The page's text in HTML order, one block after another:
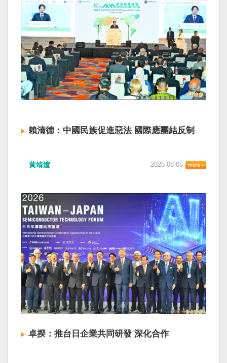
賴清德：中國民族促進惡法 國際應團結反制
黃靖媗 2026-08-05
卓揆：推台日企業共同研發 深化合作